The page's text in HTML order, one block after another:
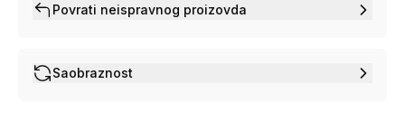
Povrati neispravnog proizovda
Saobraznost